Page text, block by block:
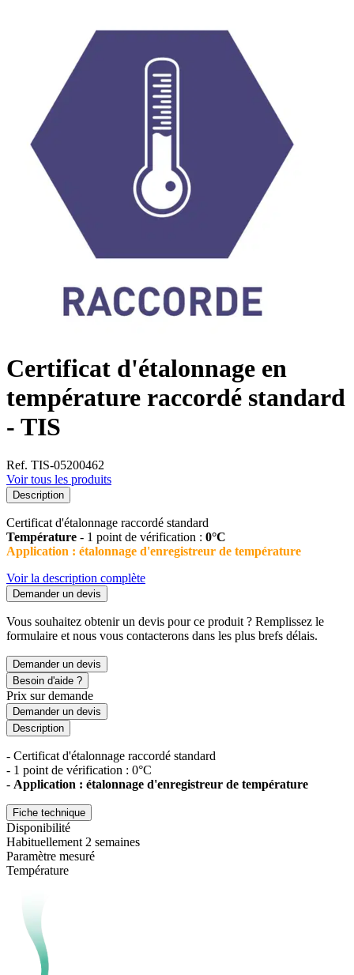
Certificat d'étalonnage en
température raccordé standard
- TIS
Ref. TIS-05200462
Voir tous les produits
Description
Certificat d'étalonnage raccordé standard
Température - 1 point de vérification : 0°C
Application : étalonnage d'enregistreur de température
Voir la description complète
Demander un devis
Vous souhaitez obtenir un devis pour ce produit ? Remplissez le
formulaire et nous vous contacterons dans les plus brefs délais.
Demander un devis
Besoin d'aide ?
Prix sur demande
Demander un devis
Description
- Certificat d'étalonnage raccordé standard
- 1 point de vérification : 0°C
- Application : étalonnage d'enregistreur de température
Fiche technique
Disponibilité
Habituellement 2 semaines
Paramètre mesuré
Température